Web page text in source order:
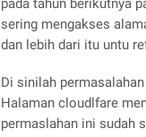
pada tahun berikutnya
sering mengakses
dan lebih dari itu untu
Di sinilah
Halaman cloudlfare
permaslahan ini sudah